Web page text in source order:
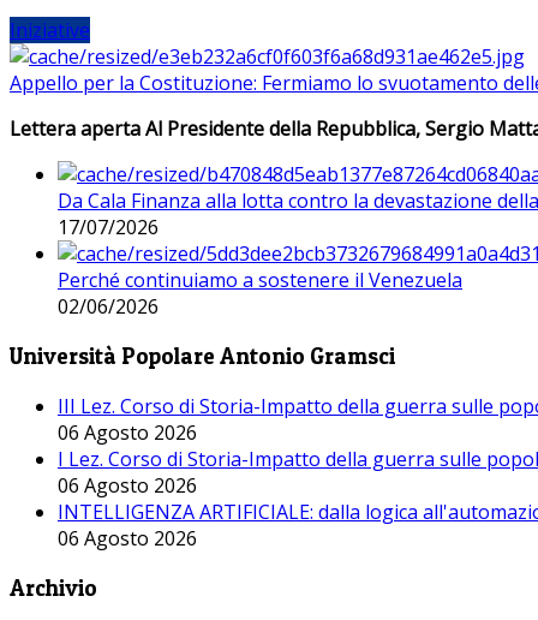
Iniziative
Appello per la Costituzione: Fermiamo lo svuotamento
Lettera aperta Al Presidente della Repubblica, Sergio
Da Cala Finanza alla lotta contro la devastazione
17/07/2026
Perché continuiamo a sostenere il Venezuela
02/06/2026
Università Popolare Antonio Gramsci
III Lez. Corso di Storia-Impatto della guerra sulle
06 Agosto 2026
I Lez. Corso di Storia-Impatto della guerra sulle
06 Agosto 2026
INTELLIGENZA ARTIFICIALE: dalla logica
06 Agosto 2026
Archivio